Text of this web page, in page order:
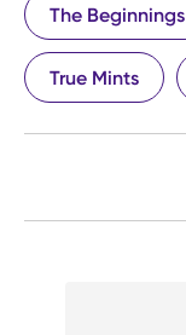
The Beginnings
True Mints